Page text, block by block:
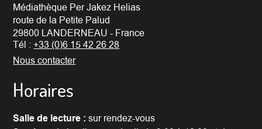
Médiathèque Per Jakez Helias
route de la Petite Palud
29800 LANDERNEAU - France
Tél :+33 (0)6 15 42 26 28
Nous contacter
Horaires
Salle de lecture : sur rendez-vous